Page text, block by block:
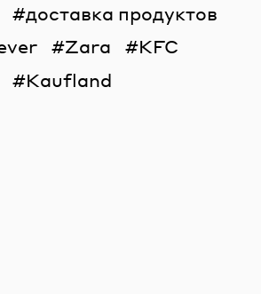
доставка продуктов
Zara
KFC
Kaufland